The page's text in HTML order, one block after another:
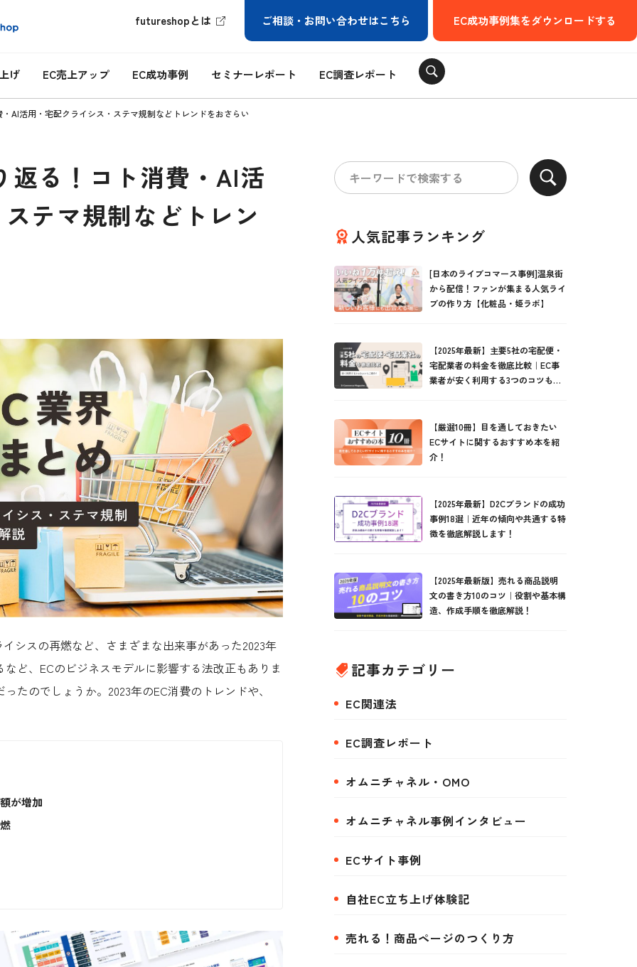
futureshopとは ご相談・お問い合わせはこちら EC成功事例集をダウンロードする
げ EC売上アップ EC成功事例 セミナーレポート EC調査レポート
AI活用・宅配クライシス・ステマ規制などトレンドをおさらい
返る！コト消費・AI活
テマ規制などトレン
シスの再燃など、さまざまな出来事があった2023年
ど、 ECのビジネスモデルに影響する法改正もありま
たのでしょうか。2023年のEC消費のトレンドや、
が増加
人気記事ランキング
[日本のライブコマース事例]温泉街
から配信！ファンが集まる人気ライ
ブの作り方【化粧品・姫ラボ】
【2025年最新】主要5社の宅配便・
宅配業者の料金を徹底比較｜EC事
業者が安く利用する3つのコツもご
【厳選10冊】目を通しておきたい
ECサイトに関するおすすめ本を紹
介！
【2025年最新】D2Cブランドの成功
事例18選｜近年の傾向や共通する特
徴を徹底解説します！
【2025年最新版】売れる商品説明
文の書き方10のコツ｜役割や基本構
造、作成手順を徹底解説！
記事カテゴリー
EC関連法
EC調査レポート
オムニチャネル・OMO
オムニチャネル事例インタビュー
ECサイト事例
自社EC立ち上げ体験記
売れる！商品ページのつくり方